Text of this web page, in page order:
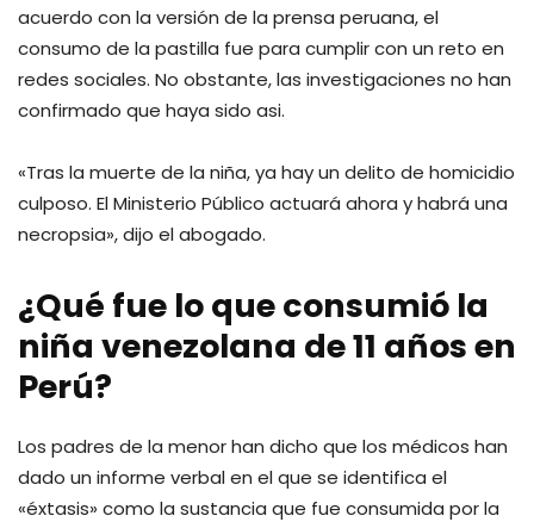
acuerdo con la versión de la prensa peruana, el
consumo de la pastilla fue para cumplir con un reto en
redes sociales. No obstante, las investigaciones no han
confirmado que haya sido asi.
«Tras la muerte de la niña, ya hay un delito de homicidio
culposo. El Ministerio Público actuará ahora y habrá una
necropsia», dijo el abogado.
¿Qué fue lo que consumió la
niña venezolana de 11 años en
Perú?
Los padres de la menor han dicho que los médicos han
dado un informe verbal en el que se identifica el
«éxtasis» como la sustancia que fue consumida por la